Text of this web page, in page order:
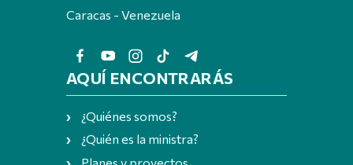
Caracas - Venezuela
AQUÍ ENCONTRARÁS
¿Quiénes somos?
¿Quién es la ministra?